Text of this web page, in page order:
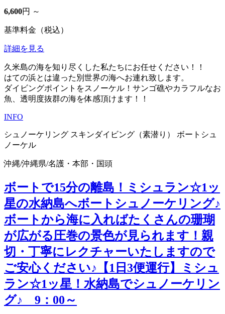
6,600円 ～
基準料金（税込）
詳細を見る
久米島の海を知り尽くした私たちにお任せください！！
はての浜とは違った別世界の海へお連れ致します。
ダイビングポイントをスノーケル！サンゴ礁やカラフルなお
魚、透明度抜群の海を体感頂けます！！
INFO
シュノーケリング スキンダイビング（素潜り）
ボートシュ
ノーケル
沖縄/沖縄県/名護・本部・国頭
ボートで15分の離島！ミシュラン☆1ッ
星の水納島へボートシュノーケリング♪
ボートから海に入ればたくさんの珊瑚
が広がる圧巻の景色が見られます！親
切・丁寧にレクチャーいたしますので
ご安心ください♪【1日3便運行】
ミシュ
ラン☆1ッ星！水納島でシュノーケリン
グ♪ 9：00～